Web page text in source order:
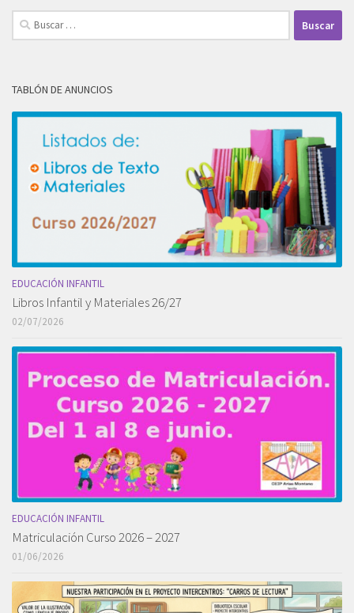
Buscar:
TABLÓN DE ANUNCIOS
EDUCACIÓN INFANTIL
Libros Infantil y Materiales 26/27
02/07/2026
EDUCACIÓN INFANTIL
Matriculación Curso 2026 – 2027
01/06/2026